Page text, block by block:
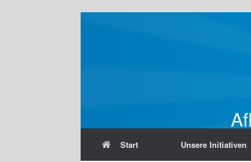
Start Unsere Initiativen